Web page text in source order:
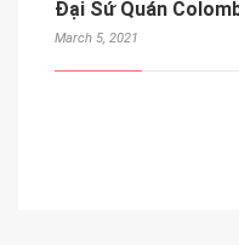
Đại Sứ Quán
March 5, 2021